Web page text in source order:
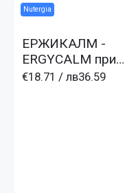
Nutergia
ЕРЖИКАЛМ -
ERGYCALM при
нервност,
€18.71 / лв36.59